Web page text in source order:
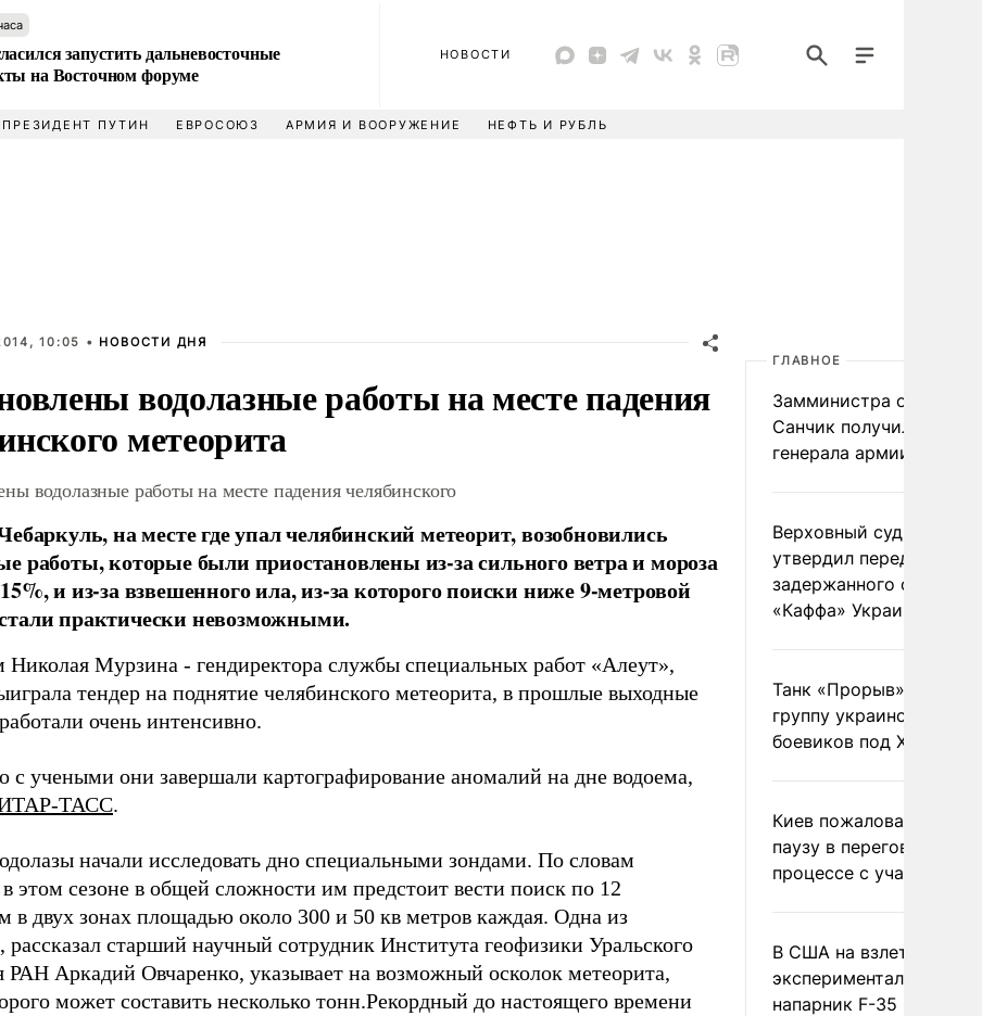
запустить дальневосточные
на Восточном форуме
НОВОСТИ
ПРЕЗИДЕНТ ПУТИН ЕВРОСОЮЗ АРМИЯ И ВООРУЖЕНИЕ НЕФТЬ И РУБЛЬ
10:05 • НОВОСТИ ДНЯ
водолазные работы на месте падения
метеорита
водолазные работы на месте падения челябинского
на месте где упал челябинский метеорит, возобновились
работы, которые были приостановлены из-за сильного ветра и мороза
и из-за взвешенного ила, из-за которого поиски ниже 9-метровой
практически невозможными.
Николая Мурзина - гендиректора службы специальных работ «Алеут»,
тендер на поднятие челябинского метеорита, в прошлые выходные
очень интенсивно.
с учеными они завершали картографирование аномалий на дне водоема,
ТАСС.
начали исследовать дно специальными зондами. По словам
этом сезоне в общей сложности им предстоит вести поиск по 12
в двух зонах площадью около 300 и 50 кв метров каждая. Одна из
рассказал старший научный сотрудник Института геофизики Уральского
РАН Аркадий Овчаренко, указывает на возможный осколок метеорита,
может составить несколько тонн.Рекордный до настоящего времени
ГЛАВНОЕ
Замминистра обороны
Санчик получил звание
генерала армии
Верховный суд Швеции
утвердил передачу
задержанного
«Каффа» Украине
Танк «Прорыв»
группу украинских
боевиков под
Киев пожаловался на
паузу в переговорном
процессе с участием
В США на взлете
экспериментальный
напарник F-35